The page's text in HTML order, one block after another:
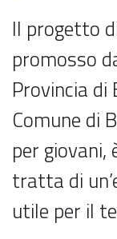
Il progetto
promosso
Provincia di
Comune di
per giovani,
tratta di
utile per il